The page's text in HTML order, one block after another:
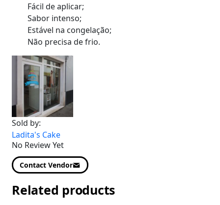
Fácil de aplicar;
Sabor intenso;
Estável na congelação;
Não precisa de frio.
Sold by:
Ladita's Cake
No Review Yet
Contact Vendor
Related products